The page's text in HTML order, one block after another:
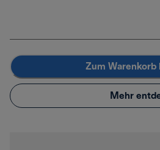
Zum Warenkorb
Mehr